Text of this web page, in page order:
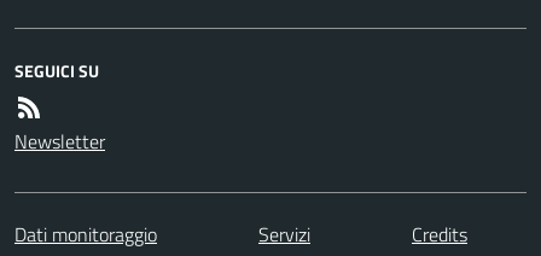
SEGUICI SU
Newsletter
Dati monitoraggio Servizi
Credits